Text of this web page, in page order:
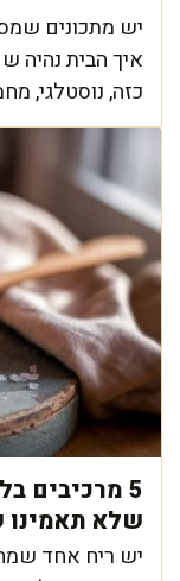
יש מתכונים
איך הבית נהיה
כזה, נוסטלגי,
5 מרכיבים
שלא
יש ריח אחד